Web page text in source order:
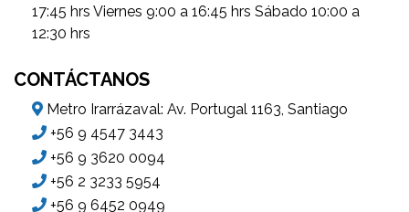
17:45 hrs Viernes 9:00 a 16:45 hrs Sábado 10:00 a
12:30 hrs
CONTÁCTANOS
Metro Irarrázaval: Av. Portugal 1163, Santiago
+56 9 4547 3443
+56 9 3620 0094
+56 2 3233 5954
+56 9 6452 0949